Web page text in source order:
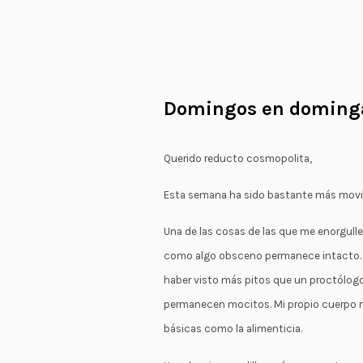
Domingos en
Querido reducto cosmopolita,
Esta semana ha sido bastante más
Una de las cosas de las que me
como algo obsceno permanece
haber visto más pitos que un
permanecen mocitos. Mi propio cuerpo
básicas como la alimenticia.